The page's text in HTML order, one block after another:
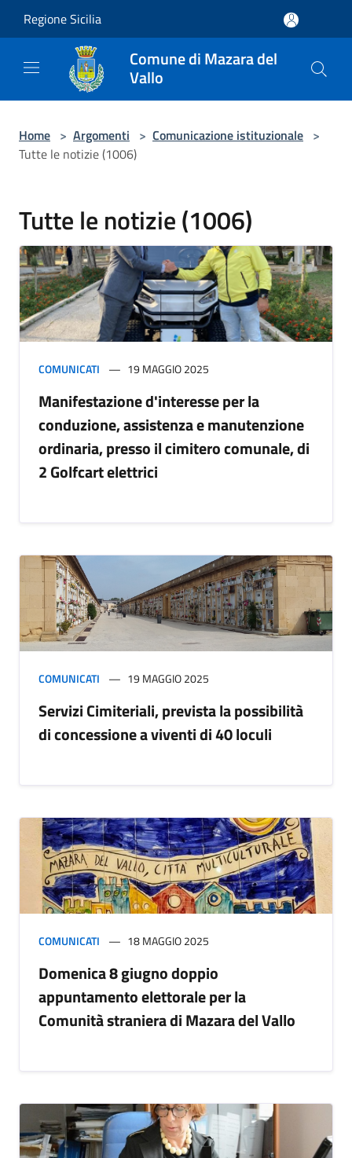
Regione Sicilia
Comune di Mazara del
Vallo
Home > Argomenti > Comunicazione istituzionale >
Tutte le notizie (1006)
Tutte le notizie (1006)
COMUNICATI 19 MAGGIO 2025
Manifestazione d'interesse per la
conduzione, assistenza e manutenzione
ordinaria, presso il cimitero comunale, di
2 Golfcart elettrici
COMUNICATI 19 MAGGIO 2025
Servizi Cimiteriali, prevista la possibilità
di concessione a viventi di 40 loculi
COMUNICATI 18 MAGGIO 2025
Domenica 8 giugno doppio
appuntamento elettorale per la
Comunità straniera di Mazara del Vallo